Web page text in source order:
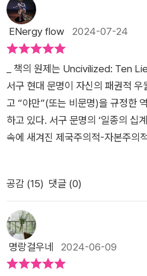
ENergy flow 2024-07-24
_ 책의 원제는 Uncivilized: Ten
서구 현대 문명이 자신의 패권적
고 “야만”(또는 비문명)을 규정한
하고 있다. 서구 문명의 ‘일종의 십
속에 새겨진 제국주의적-자본주의
성취 속에 부수적 오류들을 품고 발
희생과 억압 위에서 현실의 가능성
급 그리고 분야만을 비대화시켜왔
온 것은 심지어 ‘물질적 발전’도 아
기에(하나 더 이야기한다면 “칼을
무너뜨리는 방식”을 알기 위해 역
공감 (15) 댓글 (0)
명랑걸우네 2024-06-09